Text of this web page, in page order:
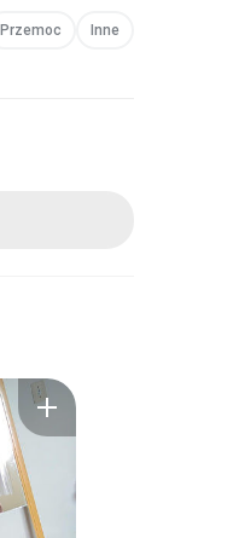
Przemoc Inne